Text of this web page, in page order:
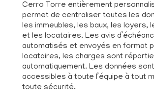
Cerro Torre entièrement
permet de centraliser toutes les
les immeubles, les baux, les loyers,
et les locataires. Les avis
automatisés et envoyés en format
locataires, les charges sont
automatiquement. Les données
accessibles à toute l’équipe à tout
toute sécurité.